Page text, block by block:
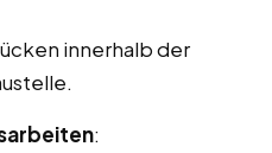
innerhalb der
: